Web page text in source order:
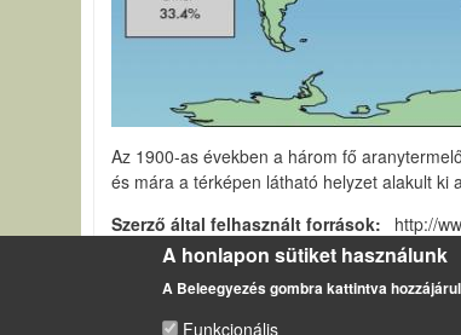
Az 1900-as években a három fő
és mára a térképen látható helyzet alakult ki
Szerző által felhasznált források
http://
Ásványkincsek a Földön
A honlapon sütiket használunk
A Beleegyezés gombra kattintva
Funkcionális